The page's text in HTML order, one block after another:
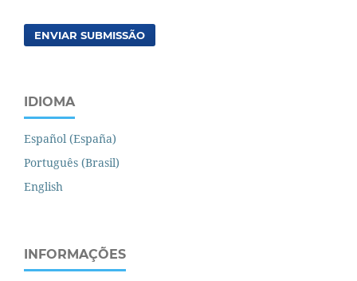
ENVIAR SUBMISSÃO
IDIOMA
Español (España)
Português (Brasil)
English
INFORMAÇÕES